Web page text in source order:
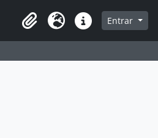
Clipboard
Idioma Atalhos Entrar